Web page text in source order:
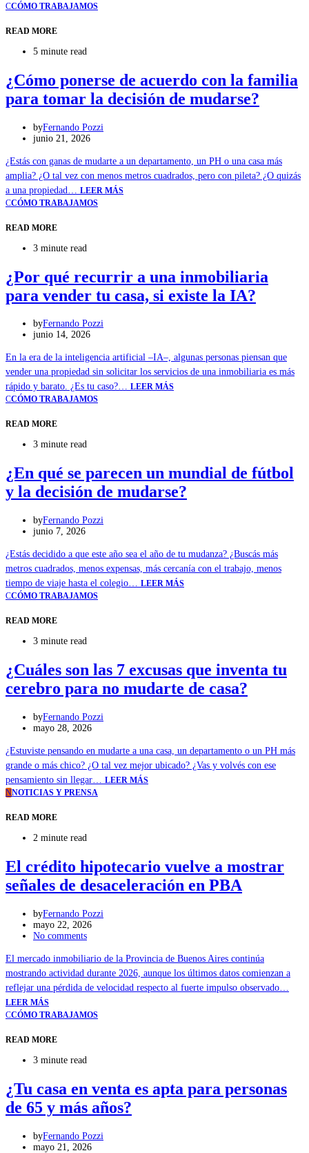
CCÓMO TRABAJAMOS
READ MORE
5 minute read
¿Cómo ponerse de acuerdo con la familia
para tomar la decisión de mudarse?
byFernando Pozzi
junio 21, 2026
¿Estás con ganas de mudarte a un departamento, un PH o una casa más
amplia? ¿O tal vez con menos metros cuadrados, pero con pileta? ¿O quizás
a una propiedad… LEER MÁS
CCÓMO TRABAJAMOS
READ MORE
3 minute read
¿Por qué recurrir a una inmobiliaria
para vender tu casa, si existe la IA?
byFernando Pozzi
junio 14, 2026
En la era de la inteligencia artificial –IA–, algunas personas piensan que
vender una propiedad sin solicitar los servicios de una inmobiliaria es más
rápido y barato. ¿Es tu caso?… LEER MÁS
CCÓMO TRABAJAMOS
READ MORE
3 minute read
¿En qué se parecen un mundial de fútbol
y la decisión de mudarse?
byFernando Pozzi
junio 7, 2026
¿Estás decidido a que este año sea el año de tu mudanza? ¿Buscás más
metros cuadrados, menos expensas, más cercanía con el trabajo, menos
tiempo de viaje hasta el colegio… LEER MÁS
CCÓMO TRABAJAMOS
READ MORE
3 minute read
¿Cuáles son las 7 excusas que inventa tu
cerebro para no mudarte de casa?
byFernando Pozzi
mayo 28, 2026
¿Estuviste pensando en mudarte a una casa, un departamento o un PH más
grande o más chico? ¿O tal vez mejor ubicado? ¿Vas y volvés con ese
pensamiento sin llegar… LEER MÁS
NNOTICIAS Y PRENSA
READ MORE
2 minute read
El crédito hipotecario vuelve a mostrar
señales de desaceleración en PBA
byFernando Pozzi
mayo 22, 2026
No comments
El mercado inmobiliario de la Provincia de Buenos Aires continúa
mostrando actividad durante 2026, aunque los últimos datos comienzan a
reflejar una pérdida de velocidad respecto al fuerte impulso observado…
LEER MÁS
CCÓMO TRABAJAMOS
READ MORE
3 minute read
¿Tu casa en venta es apta para personas
de 65 y más años?
byFernando Pozzi
mayo 21, 2026